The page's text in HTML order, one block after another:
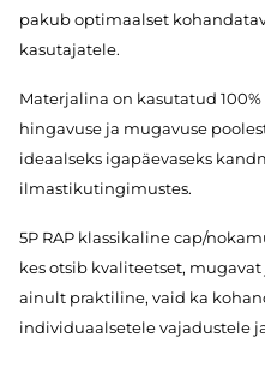
pakub optimaalset
kasutajatele.
Materjalina on kasutatud
hingavuse ja mugavuse
ideaalseks igapäevaseks
ilmastikutingimustes.
5P RAP klassikaline cap/
kes otsib kvaliteetset,
ainult praktiline, vaid ka
individuaalsetele vajadustele